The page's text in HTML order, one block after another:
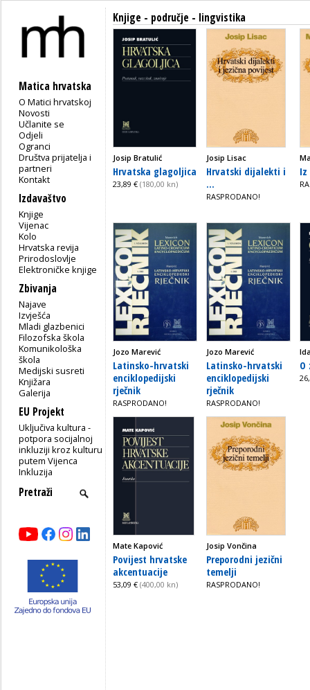
Matica hrvatska
O Matici hrvatskoj
Novosti
Učlanite se
Odjeli
Ogranci
Društva prijatelja i
partneri
Kontakt
Izdavaštvo
Knjige
Vijenac
Kolo
Hrvatska revija
Prirodoslovlje
Elektroničke knjige
Zbivanja
Najave
Izvješća
Mladi glazbenici
Filozofska škola
Komunikološka
škola
Medijski susreti
Knjižara
Galerija
EU Projekt
Uključiva kultura -
potpora socijalnoj
inkluziji kroz kulturu
putem Vijenca
Inkluzija
Knjige - područje - lingvistika
Josip Bratulić
Hrvatska glagoljica
23,89 € (180,00 kn)
Josip Lisac
Hrvatski dijalekti i
...
RASPRODANO!
Jozo Marević
Latinsko-hrvatski
enciklopedijski
rječnik
RASPRODANO!
Jozo Marević
Latinsko-hrvatski
enciklopedijski
rječnik
RASPRODANO!
O
Mate Kapović
Povijest hrvatske
akcentuacije
53,09 € (400,00 kn)
Josip Vončina
Preporodni jezični
temelji
RASPRODANO!